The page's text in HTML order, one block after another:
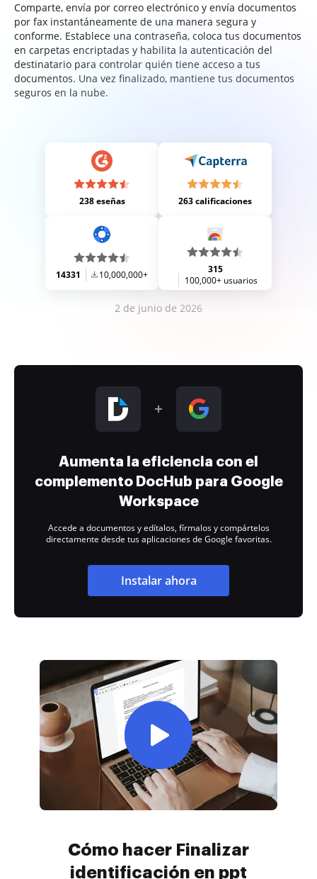
Comparte, envía por correo electrónico y envía documentos
por fax instantáneamente de una manera segura y
conforme. Establece una contraseña, coloca tus documentos
en carpetas encriptadas y habilita la autenticación del
destinatario para controlar quién tiene acceso a tus
documentos. Una vez finalizado, mantiene tus documentos
seguros en la nube.
238 eseñas 263 calificaciones
14331 10,000,000+
315
100,000+ usuarios
2 de junio de 2026
Aumenta la eficiencia con el
complemento DocHub para Google
Workspace
Accede a documentos y edítalos, fírmalos y compártelos
directamente desde tus aplicaciones de Google favoritas.
Instalar ahora
Cómo hacer Finalizar
identificación en ppt